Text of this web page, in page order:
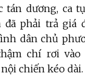
tán dương, ca
đã phải trả giá
dân chủ
chí rơi vào
chiến kéo dài.